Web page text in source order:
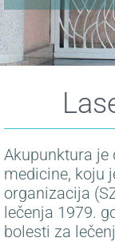
Akupunktura je
medicine, koju
organizacija
lečenja 1979.
bolesti za